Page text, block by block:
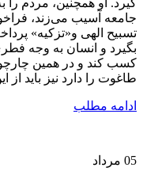
جامعه آسیب می‌زند،
تسبیح الهی و«تزکیه»
بگیرد و انسان به وجه
کسب کند و در همین
طاغوت را دارد نیز باید از
ادامه مطلب
05 مرداد